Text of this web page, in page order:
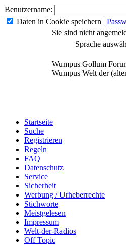
Benutzername:
Daten in Cookie speichern |
Sie sind nicht
Sprache
Wumpus Gollum
Wumpus Welt der
Startseite
Suche
Registrieren
Regeln
FAQ
Datenschutz
Service
Sicherheit
Werbung / Urheberrechte
Stichworte
Meistgelesen
Impressum
Welt-der-Radios
Off Topic